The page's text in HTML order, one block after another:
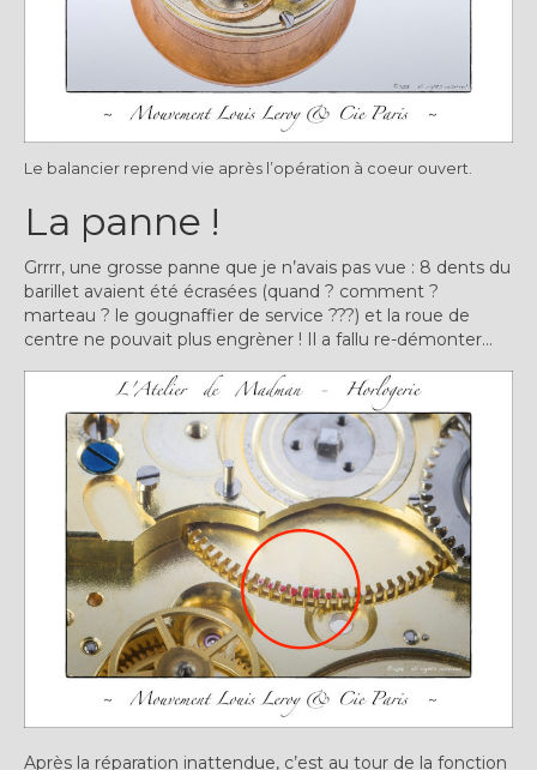
Le balancier reprend vie après l’opération à coeur ouvert.
La panne !
Grrrr, une grosse panne que je n’avais pas vue : 8 dents du
barillet avaient été écrasées (quand ? comment ?
marteau ? le gougnaffier de service ???) et la roue de
centre ne pouvait plus engrèner ! Il a fallu re-démonter…
Après la réparation inattendue, c’est au tour de la fonction